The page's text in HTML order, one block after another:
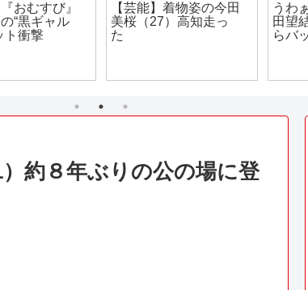
おむすび』
“黒ギャル
ト衝撃
【芸能】着物姿の今田
美桜（27）高知走っ
た
うわ
田望
らバ
約８年ぶりの公の場に登